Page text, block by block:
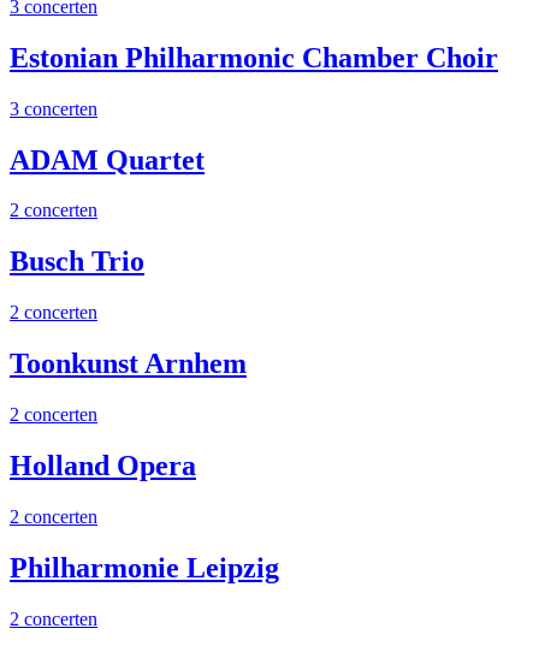
3 concerten
Estonian Philharmonic Chamber Choir
3 concerten
ADAM Quartet
2 concerten
Busch Trio
2 concerten
Toonkunst Arnhem
2 concerten
Holland Opera
2 concerten
Philharmonie Leipzig
2 concerten